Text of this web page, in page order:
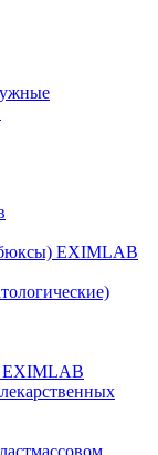
EXIMLAB
EXIMLAB